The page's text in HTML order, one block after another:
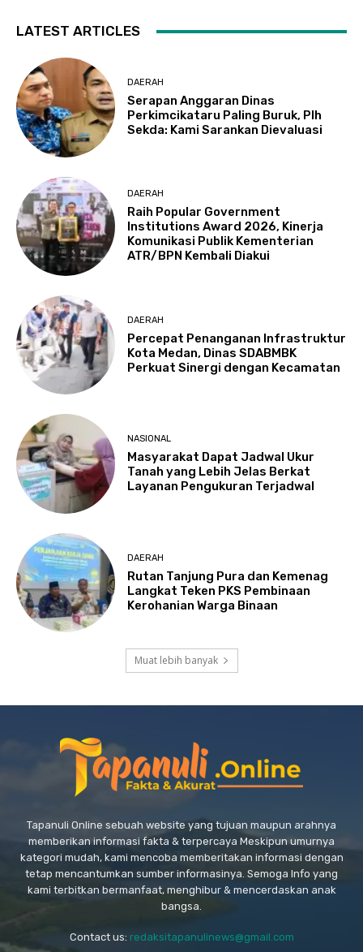
LATEST ARTICLES
DAERAH
Serapan Anggaran Dinas
Perkimcikataru Paling Buruk, Plh
Sekda: Kami Sarankan Dievaluasi
DAERAH
Raih Popular Government
Institutions Award 2026, Kinerja
Komunikasi Publik Kementerian
ATR/BPN Kembali Diakui
DAERAH
Percepat Penanganan Infrastruktur
Kota Medan, Dinas SDABMBK
Perkuat Sinergi dengan Kecamatan
NASIONAL
Masyarakat Dapat Jadwal Ukur
Tanah yang Lebih Jelas Berkat
Layanan Pengukuran Terjadwal
DAERAH
Rutan Tanjung Pura dan Kemenag
Langkat Teken PKS Pembinaan
Kerohanian Warga Binaan
Muat lebih banyak
Tapanuli Online sebuah website yang tujuan maupun arahnya
memberikan informasi fakta & terpercaya Meskipun umurnya
kategori mudah, kami mencoba memberitakan informasi dengan
tetap mencantumkan sumber informasinya. Semoga Info yang
kami terbitkan bermanfaat, menghibur & mencerdaskan anak
bangsa.
Contact us: redaksitapanulinews@gmail.com